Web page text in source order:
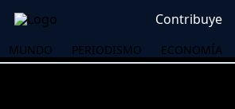
Contribuye
MUNDO PERIODISMO ECONOMÍA